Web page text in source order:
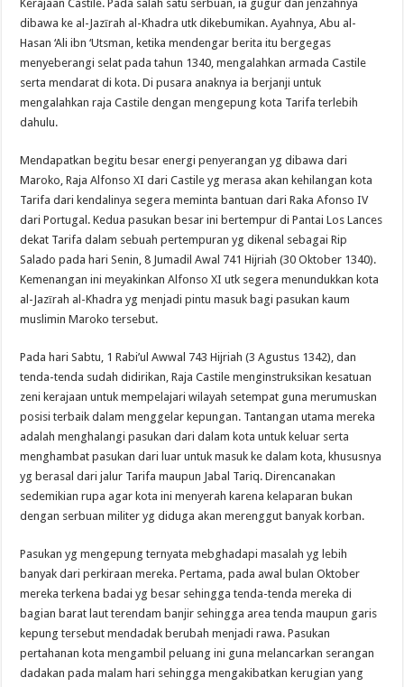
Kerajaan Castile. Pada salah satu serbuan, ia gugur dan jenzahnya
dibawa ke al-Jazīrah al-Khadra utk dikebumikan. Ayahnya, Abu al-
Hasan ‘Ali ibn ‘Utsman, ketika mendengar berita itu bergegas
menyeberangi selat pada tahun 1340, mengalahkan armada Castile
serta mendarat di kota. Di pusara anaknya ia berjanji untuk
mengalahkan raja Castile dengan mengepung kota Tarifa terlebih
dahulu.
Mendapatkan begitu besar energi penyerangan yg dibawa dari
Maroko, Raja Alfonso XI dari Castile yg merasa akan kehilangan kota
Tarifa dari kendalinya segera meminta bantuan dari Raka Afonso IV
dari Portugal. Kedua pasukan besar ini bertempur di Pantai Los Lances
dekat Tarifa dalam sebuah pertempuran yg dikenal sebagai Rip
Salado pada hari Senin, 8 Jumadil Awal 741 Hijriah (30 Oktober 1340).
Kemenangan ini meyakinkan Alfonso XI utk segera menundukkan kota
al-Jazīrah al-Khadra yg menjadi pintu masuk bagi pasukan kaum
muslimin Maroko tersebut.
Pada hari Sabtu, 1 Rabi’ul Awwal 743 Hijriah (3 Agustus 1342), dan
tenda-tenda sudah didirikan, Raja Castile menginstruksikan kesatuan
zeni kerajaan untuk mempelajari wilayah setempat guna merumuskan
posisi terbaik dalam menggelar kepungan. Tantangan utama mereka
adalah menghalangi pasukan dari dalam kota untuk keluar serta
menghambat pasukan dari luar untuk masuk ke dalam kota, khususnya
yg berasal dari jalur Tarifa maupun Jabal Tariq. Direncanakan
sedemikian rupa agar kota ini menyerah karena kelaparan bukan
dengan serbuan militer yg diduga akan merenggut banyak korban.
Pasukan yg mengepung ternyata mebghadapi masalah yg lebih
banyak dari perkiraan mereka. Pertama, pada awal bulan Oktober
mereka terkena badai yg besar sehingga tenda-tenda mereka di
bagian barat laut terendam banjir sehingga area tenda maupun garis
kepung tersebut mendadak berubah menjadi rawa. Pasukan
pertahanan kota mengambil peluang ini guna melancarkan serangan
dadakan pada malam hari sehingga mengakibatkan kerugian yang